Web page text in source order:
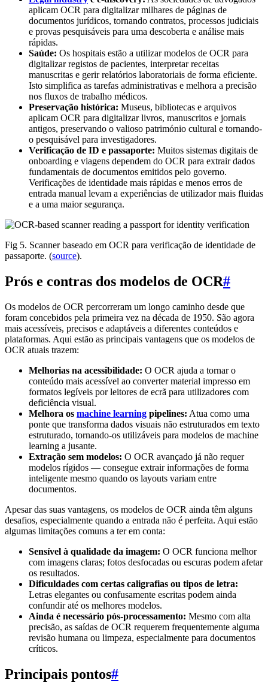
aplicam OCR para digitalizar milhares de páginas de
documentos jurídicos, tornando contratos, processos judiciais
e provas pesquisáveis para uma descoberta e análise mais
rápidas.
Saúde: Os hospitais estão a utilizar modelos de OCR para
digitalizar registos de pacientes, interpretar receitas
manuscritas e gerir relatórios laboratoriais de forma eficiente.
Isto simplifica as tarefas administrativas e melhora a precisão
nos fluxos de trabalho médicos.
Preservação histórica: Museus, bibliotecas e arquivos
aplicam OCR para digitalizar livros, manuscritos e jornais
antigos, preservando o valioso património cultural e tornando-
o pesquisável para investigadores.
Verificação de ID e passaporte: Muitos sistemas digitais de
onboarding e viagens dependem do OCR para extrair dados
fundamentais de documentos emitidos pelo governo.
Verificações de identidade mais rápidas e menos erros de
entrada manual levam a experiências de utilizador mais fluidas
e a uma maior segurança.
Fig 5. Scanner baseado em OCR para verificação de identidade de
passaporte. (source).
Prós e contras dos modelos de OCR#
Os modelos de OCR percorreram um longo caminho desde que
foram concebidos pela primeira vez na década de 1950. São agora
mais acessíveis, precisos e adaptáveis a diferentes conteúdos e
plataformas. Aqui estão as principais vantagens que os modelos de
OCR atuais trazem:
Melhorias na acessibilidade: O OCR ajuda a tornar o
conteúdo mais acessível ao converter material impresso em
formatos legíveis por leitores de ecrã para utilizadores com
deficiência visual.
Melhora os machine learning pipelines: Atua como uma
ponte que transforma dados visuais não estruturados em texto
estruturado, tornando-os utilizáveis para modelos de machine
learning a jusante.
Extração sem modelos: O OCR avançado já não requer
modelos rígidos — consegue extrair informações de forma
inteligente mesmo quando os layouts variam entre
documentos.
Apesar das suas vantagens, os modelos de OCR ainda têm alguns
desafios, especialmente quando a entrada não é perfeita. Aqui estão
algumas limitações comuns a ter em conta:
Sensível à qualidade da imagem: O OCR funciona melhor
com imagens claras; fotos desfocadas ou escuras podem afetar
os resultados.
Dificuldades com certas caligrafias ou tipos de letra:
Letras elegantes ou confusamente escritas podem ainda
confundir até os melhores modelos.
Ainda é necessário pós-processamento: Mesmo com alta
precisão, as saídas de OCR requerem frequentemente alguma
revisão humana ou limpeza, especialmente para documentos
críticos.
Principais pontos#